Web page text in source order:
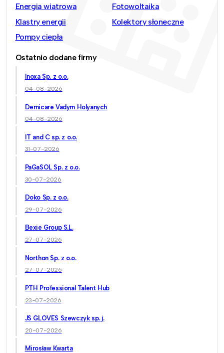
Energia wiatrowa
Fotowoltaika
Klastry energii
Kolektory słoneczne
Pompy ciepła
Ostatnio dodane firmy
Inoxa Sp. z o.o.
04-08-2026
Demicare Vadym Holyanych
04-08-2026
IT and C sp. z o.o.
31-07-2026
PaGaSOL Sp. z o.o.
30-07-2026
Doko Sp. z o.o.
29-07-2026
Bexie Group S.L.
27-07-2026
Northon Sp. z o.o.
27-07-2026
PTH Professional Talent Hub
23-07-2026
JS GLOVES Szewczyk sp. j.
20-07-2026
Mirosław Kwarta